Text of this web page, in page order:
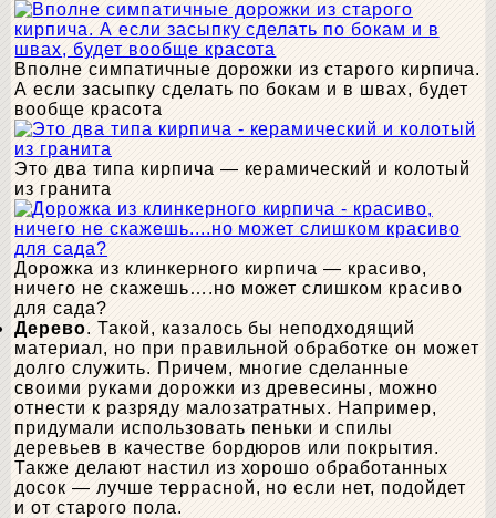
Вполне симпатичные дорожки из старого кирпича.
А если засыпку сделать по бокам и в швах, будет
вообще красота
Это два типа кирпича — керамический и колотый
из гранита
Дорожка из клинкерного кирпича — красиво,
ничего не скажешь….но может слишком красиво
для сада?
Дерево. Такой, казалось бы неподходящий
материал, но при правильной обработке он может
долго служить. Причем, многие сделанные
своими руками дорожки из древесины, можно
отнести к разряду малозатратных. Например,
придумали использовать пеньки и спилы
деревьев в качестве бордюров или покрытия.
Также делают настил из хорошо обработанных
досок — лучше террасной, но если нет, подойдет
и от старого пола.